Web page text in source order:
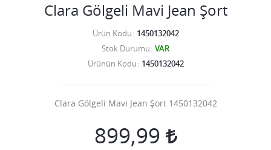
Clara Gölgeli Mavi Jean Şort
Ürün Kodu 1450132042
Stok Durumu VAR
Ürünün Kodu 1450132042
Clara Gölgeli Mavi Jean Şort 1450132042
899,99